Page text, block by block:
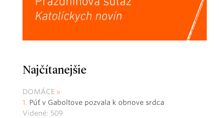
Najčítanejšie
DOMÁCE
Púť v Gaboltove pozvala k obnove srdca
Videné: 509